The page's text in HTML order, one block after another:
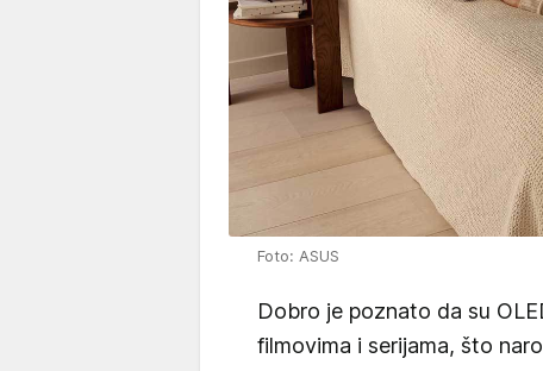
Foto: ASUS
Dobro je poznato da su
filmovima i serijama, što